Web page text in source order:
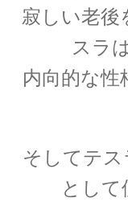
‗【電子
を示
寂しい老後
スラ
内向的な
そしてテス
として